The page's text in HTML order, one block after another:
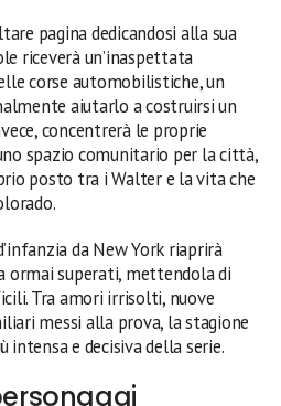
pagina dedicandosi alla sua
riceverà un’inaspettata
corse automobilistiche, un
aiutarlo a costruirsi un
concentrerà le proprie
spazio comunitario per la città,
posto tra i Walter e la vita che
da New York riaprirà
ormai superati, mettendola di
Tra amori irrisolti, nuove
messi alla prova, la stagione
intensa e decisiva della serie.